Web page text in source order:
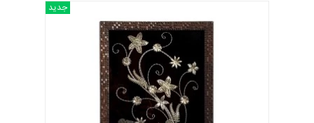
از آنجا که چکش‌کاری و تهیه‌ی زیرکار مناسب، حرفه‌ای کاملا هنری
است لذا بخش مهمی از ارزش، کیفیت و قیمت نیز به کارِ هنرمندانه‌ی
هنرمندِ چکش‌کار و ظرافت‌کاری و مهارت او برمی‌گردد.
وجود ضربات ظریف و هنرمندانه و کیفیت مطلوب محصول یا
زیرساخت، نشان از ارزش هنری کار دارد.
جدید